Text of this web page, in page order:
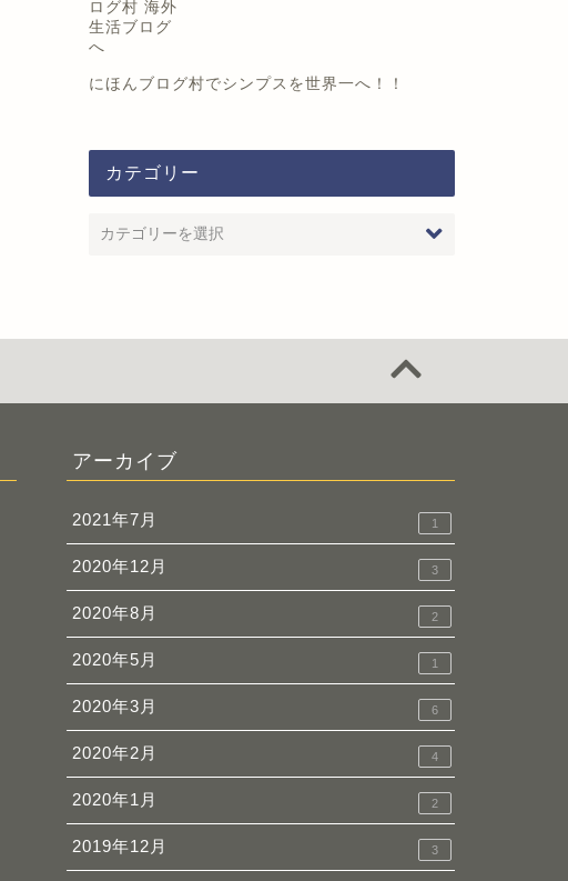
にほんブログ村でシンプスを世界一へ！！
カテゴリー
アーカイブ
2021年7月 1
2020年12月 3
2020年8月 2
2020年5月 1
2020年3月 6
2020年2月 4
2020年1月 2
2019年12月 3